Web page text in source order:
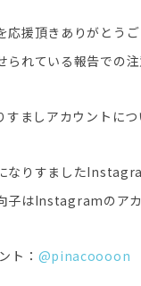
援頂きありがとうご
られている報告での注
すましアカウントにつ
なりすました
子はInstagramのアカ
ト： @pinacoooon